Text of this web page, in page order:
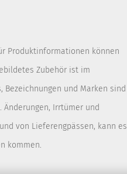
Produktinformationen können
Zubehör ist im
und Marken sind
Irrtümer und
von Lieferengpässen, kann es
kommen.